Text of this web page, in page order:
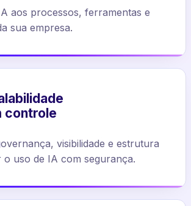
aos processos, ferramentas e
sua empresa.
controle
visibilidade e estrutura
o uso de IA com segurança.